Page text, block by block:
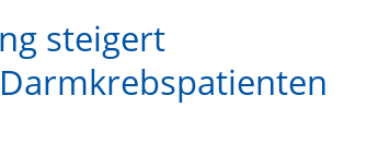
steigert